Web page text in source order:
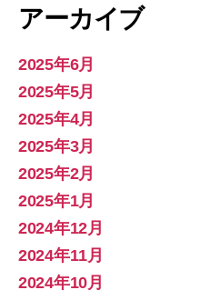
アーカイブ
2025年6月
2025年5月
2025年4月
2025年3月
2025年2月
2025年1月
2024年12月
2024年11月
2024年10月